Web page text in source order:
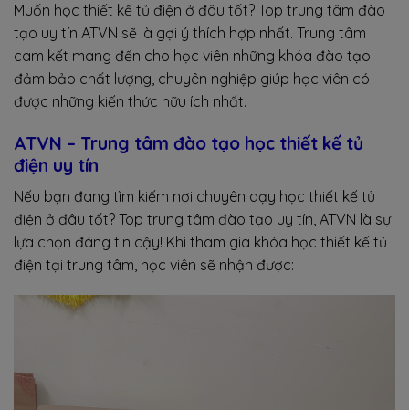
Muốn học thiết kế tủ điện ở đâu tốt? Top trung tâm đào
tạo uy tín ATVN sẽ là gợi ý thích hợp nhất. Trung tâm
cam kết mang đến cho học viên những khóa đào tạo
đảm bảo chất lượng, chuyên nghiệp giúp học viên có
được những kiến thức hữu ích nhất.
ATVN – Trung tâm đào tạo học thiết kế tủ
điện uy tín
Nếu bạn đang tìm kiếm nơi chuyên dạy học thiết kế tủ
điện ở đâu tốt? Top trung tâm đào tạo uy tín, ATVN là sự
lựa chọn đáng tin cậy! Khi tham gia khóa học thiết kế tủ
điện tại trung tâm, học viên sẽ nhận được: